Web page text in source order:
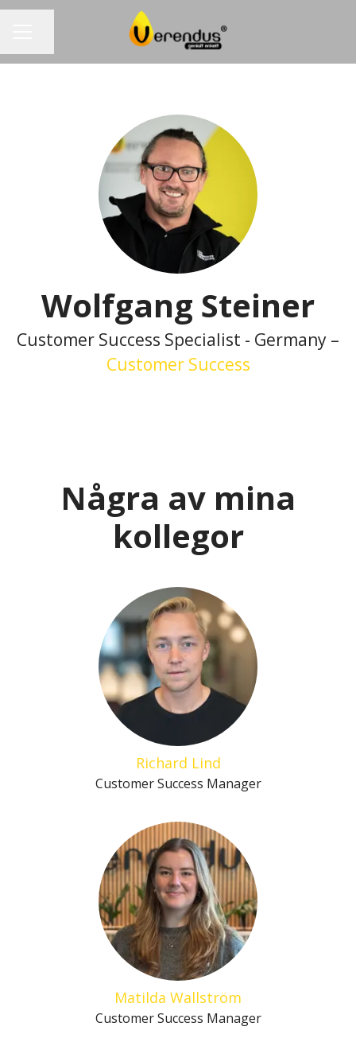
Wolfgang Steiner
Customer Success Specialist - Germany –
Customer Success
Några av mina
kollegor
Richard Lind
Customer Success Manager
Matilda Wallström
Customer Success Manager